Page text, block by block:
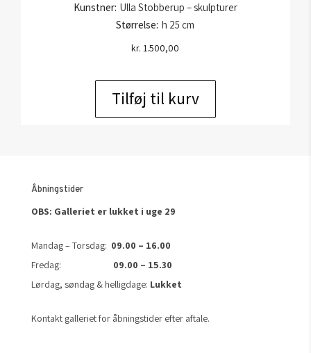
Kunstner: Ulla Stobberup – skulpturer
Størrelse: h 25 cm
kr. 1.500,00
Tilføj til kurv
Åbningstider
OBS: Galleriet er lukket i uge 29
Mandag – Torsdag: 09.00 – 16.00
Fredag: 09.00 – 15.30
Lørdag, søndag & helligdage: Lukket
Kontakt galleriet for åbningstider efter aftale.